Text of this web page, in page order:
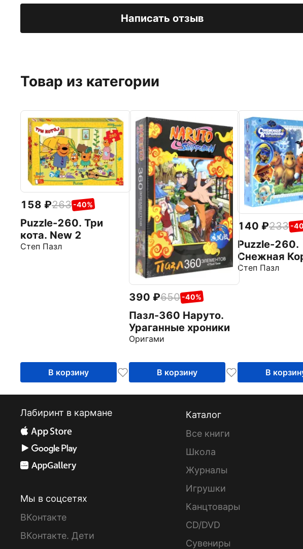
Написать отзыв
Товар из категории
158 263 -40%
Puzzle-260. Три
кота. New 2
Степ Пазл
В корзину
390 650 -40%
Пазл-360 Наруто.
Ураганные хроники
Оригами
В корзину
140 233 -
Puzzle-260.
Снежная
Степ Пазл
В
Лабиринт в кармане
Мы в соцсетях
ВКонтакте
ВКонтакте. Дети
Каталог
Все книги
Школа
Журналы
Игрушки
Канцтовары
CD/DVD
Сувениры